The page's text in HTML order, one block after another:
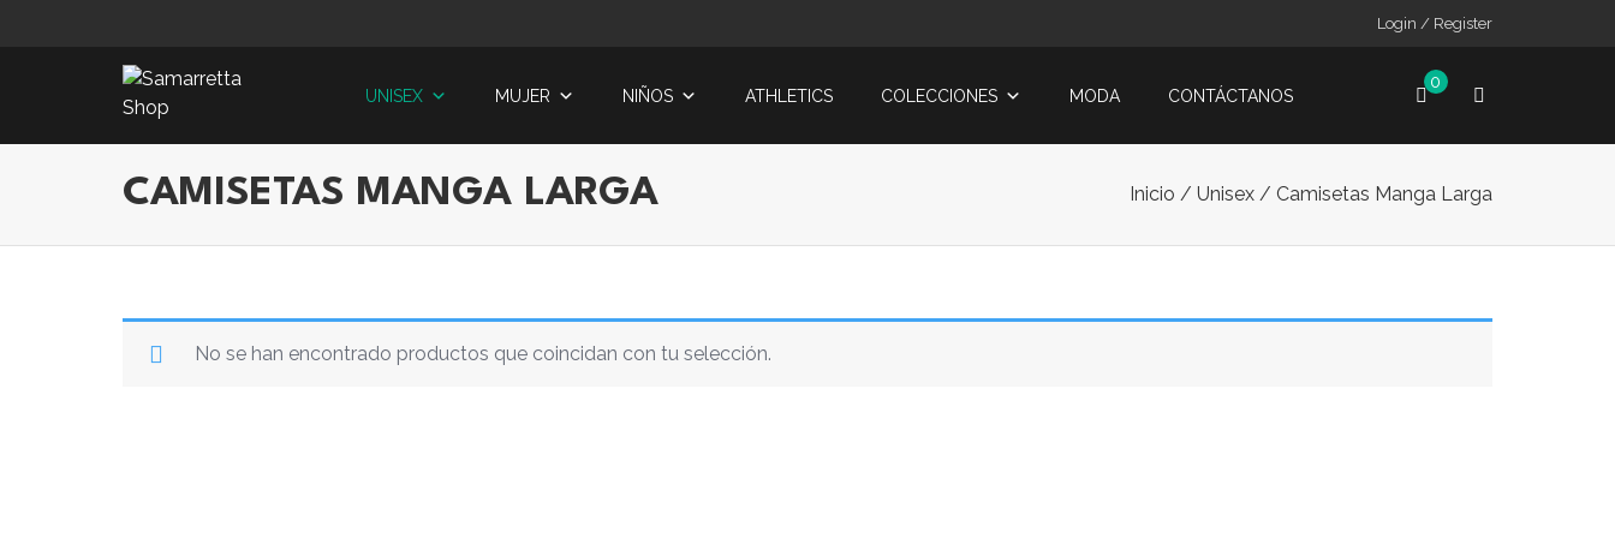
Login / Register
UNISEX MUJER NIÑOS ATHLETICS COLECCIONES MODA CONTÁCTANOS
0
CAMISETAS MANGA LARGA Inicio / Unisex/ Camisetas Manga Larga
No se han encontrado productos que coincidan con tu selección.